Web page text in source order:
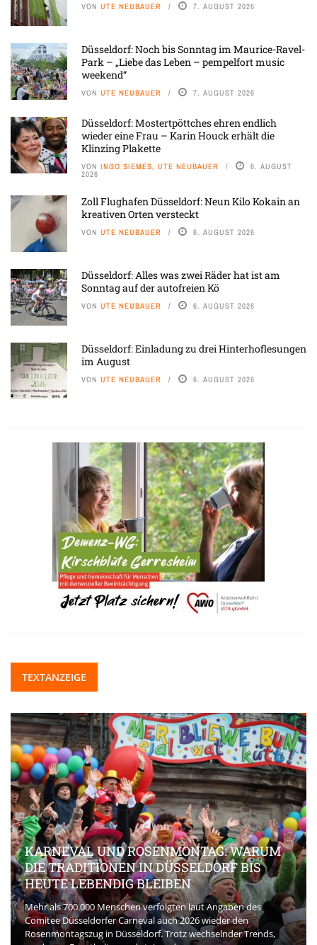
VON UTE NEUBAUER 7. AUGUST 2026
Düsseldorf: Noch bis Sonntag im Maurice-Ravel-
Park – „Liebe das Leben – pempelfort music
weekend“
VON UTE NEUBAUER 7. AUGUST 2026
Düsseldorf: Mostertpöttches ehren endlich
wieder eine Frau – Karin Houck erhält die
Klinzing Plakette
VON INGO SIEMES, UTE NEUBAUER 6. AUGUST
2026
Zoll Flughafen Düsseldorf: Neun Kilo Kokain an
kreativen Orten versteckt
VON UTE NEUBAUER 6. AUGUST 2026
Düsseldorf: Alles was zwei Räder hat ist am
Sonntag auf der autofreien Kö
VON UTE NEUBAUER 6. AUGUST 2026
Düsseldorf: Einladung zu drei Hinterhoflesungen
im August
VON UTE NEUBAUER 6. AUGUST 2026
TEXTANZEIGE
KARNEVAL UND ROSENMONTAG: WARUM
DIE TRADITIONEN IN DÜSSELDORF BIS
HEUTE LEBENDIG BLEIBEN
Mehr als 700.000 Menschen verfolgten laut Angaben des
Comitee Düsseldorfer Carneval auch 2026 wieder den
Rosenmontagszug in Düsseldorf. Trotz wechselnder Trends,